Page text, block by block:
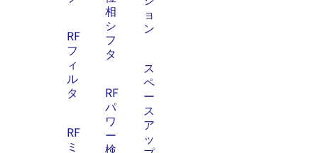
RF
フ
ィ
ル
タ
RF
ミ
相
シ
フ
タ
RF
パ
ワ
ー
検
ョ
ン
ス
ペ
ー
ス
ア
ッ